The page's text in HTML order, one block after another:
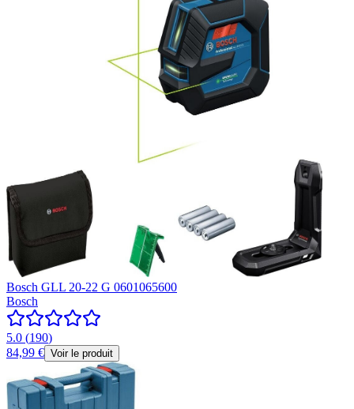
Bosch GLL 20-22 G 0601065600
Bosch
5.0 (190)
84,99 € Voir le produit